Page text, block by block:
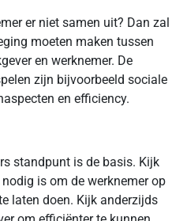
er niet samen uit? Dan zal
moeten maken tussen
en werknemer. De
zijn bijvoorbeeld sociale
en efficiency.
standpunt is de basis. Kijk
is om de werknemer op
laten doen. Kijk anderzijds